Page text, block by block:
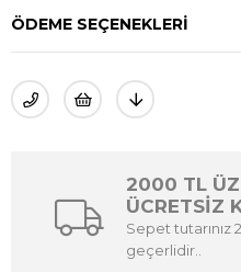
ÖDEME SEÇENEKLERI
2000 TL
ÜCRETSİZ
Sepet tutarınız
geçerlidir..